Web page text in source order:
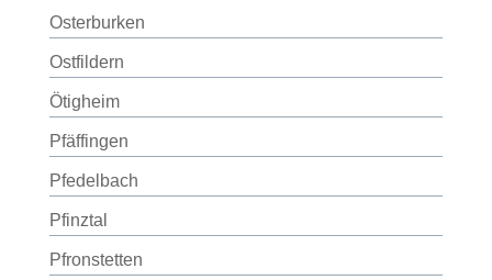
Osterburken
Ostfildern
Ötigheim
Pfäffingen
Pfedelbach
Pfinztal
Pfronstetten